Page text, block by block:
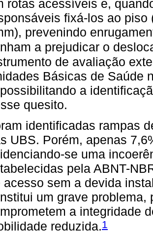
rotas acessíveis e,
fixá-los ao
prevenindo
a prejudicar o
de avaliação
Básicas de Saúde
a
quesito.
identificadas rampas
UBS. Porém, apenas
se uma
pela ABNT-
acesso sem a devida
um grave problema,
a integridade
reduzida.1